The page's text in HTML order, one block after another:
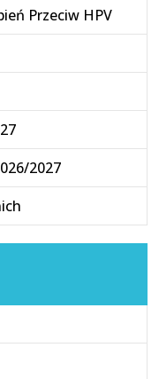
Przeciw HPV
2027